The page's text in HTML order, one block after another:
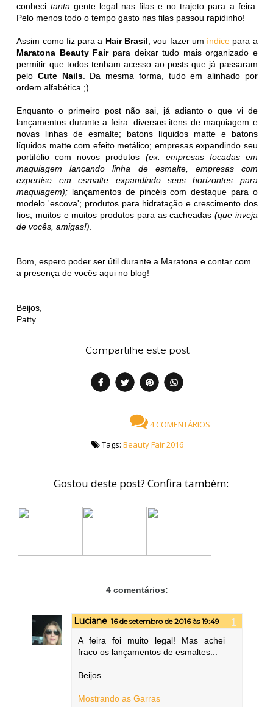
conheci tanta gente legal nas filas e no trajeto para a feira.
Pelo menos todo o tempo gasto nas filas passou rapidinho!
Assim como fiz para a Hair Brasil , vou fazer um índice para a
Maratona Beauty Fairpara deixar tudo mais organizado e
permitir que todos tenham acesso ao posts que já passaram
peloCute Nails. Da mesma forma, tudo em alinhado por
ordem alfabética ;)
Enquanto o primeiro post não sai, já adianto o que vi de
lançamentos durante a feira: diversos itens de maquiagem e
novas linhas de esmalte; batons líquidos matte e batons
líquidos matte com efeito metálico; empresas expandindo seu
portifólio com novos produtos (ex: empresas focadas em
maquiagem lançando linha de esmalte, empresas com
expertise em esmalte expandindo seus horizontes para
maquiagem); lançamentos de pincéis com destaque para o
modelo 'escova'; produtos para hidratação e crescimento dos
fios; muitos e muitos produtos para as cacheadas (que inveja
de vocês, amigas!)
Bom, espero poder ser útil durante a Maratona e contar com
a presença de vocês aqui no blog!
Beijos,
Patty
Compartilhe este post
4 COMENTÁRIOS
Tags: Beauty Fair 2016
Gostou deste post? Confira também:
4 comentários:
Luciane 16 de setembro de 2016 às 19:49
A feira foi muito legal! Mas achei
fraco os lançamentos de esmaltes...
Beijos
Mostrando as Garras